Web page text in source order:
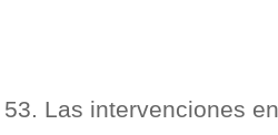
53. Las intervenciones